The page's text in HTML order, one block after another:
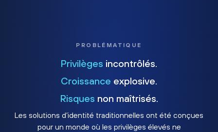
PROBLÉMATIQUE
Privilèges incontrôlés.
Croissance explosive.
Risques non maîtrisés.
Les solutions d’identité traditionnelles ont été conçues
pour un monde où les privilèges élevés ne